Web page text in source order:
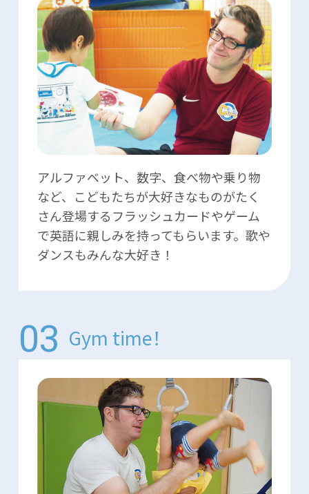
アルファベット、数字、食べ物や乗り物
など、こどもたちが大好きなものがたく
さん登場するフラッシュカードやゲーム
で英語に親しみを持ってもらいます。歌や
ダンスもみんな大好き！
Gym time！